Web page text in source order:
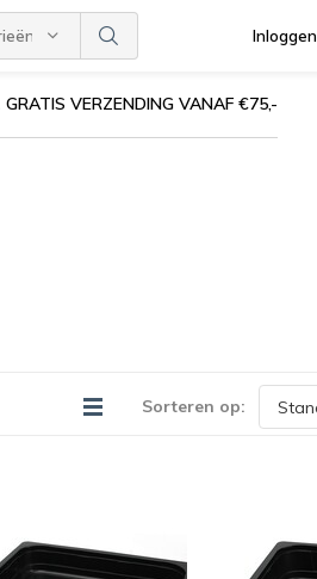
Inloggen
GRATIS VERZENDING VANAF €75,-
Sorteren op: